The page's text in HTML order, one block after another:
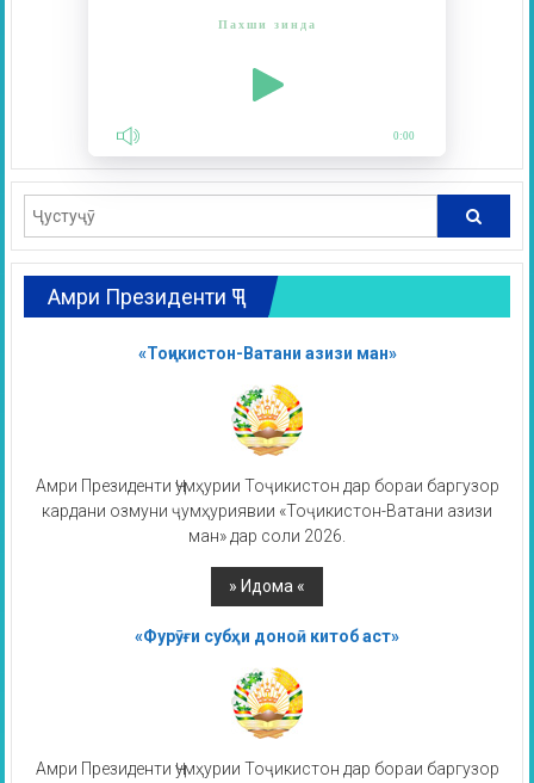
Пахши зинда
0:00
Амри Президенти ҶТ
«Тоҷикистон-Ватани азизи ман»
Амри Президенти Ҷумҳурии Тоҷикистон дар бораи баргузор
кардани озмуни ҷумҳуриявии «Тоҷикистон-Ватани азизи
ман» дар соли 2026.
«Фурӯғи субҳи доноӣ китоб аст»
Амри Президенти Ҷумҳурии Тоҷикистон дар бораи баргузор